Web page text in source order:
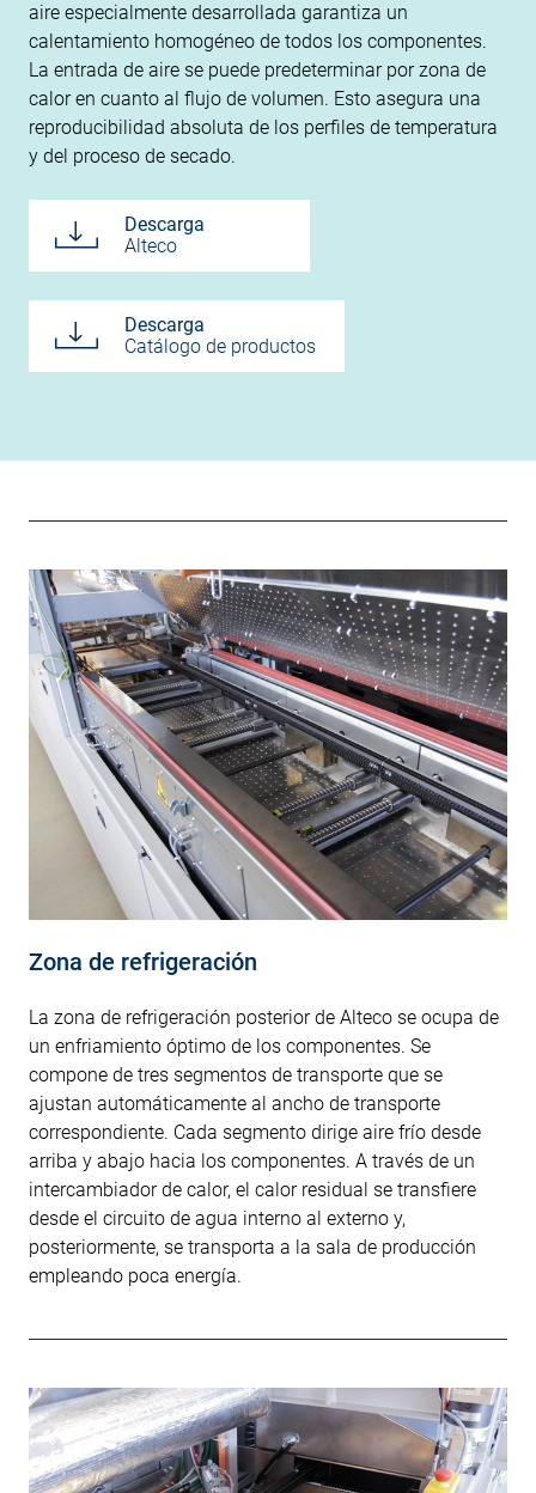
aire especialmente desarrollada garantiza un
calentamiento homogéneo de todos los componentes.
La entrada de aire se puede predeterminar por zona de
calor en cuanto al flujo de volumen. Esto asegura una
reproducibilidad absoluta de los perfiles de temperatura
y del proceso de secado.
Descarga
Alteco
Descarga
Catálogo de productos
Zona de refrigeración
La zona de refrigeración posterior de Alteco se ocupa de
un enfriamiento óptimo de los componentes. Se
compone de tres segmentos de transporte que se
ajustan automáticamente al ancho de transporte
correspondiente. Cada segmento dirige aire frío desde
arriba y abajo hacia los componentes. A través de un
intercambiador de calor, el calor residual se transfiere
desde el circuito de agua interno al externo y,
posteriormente, se transporta a la sala de producción
empleando poca energía.